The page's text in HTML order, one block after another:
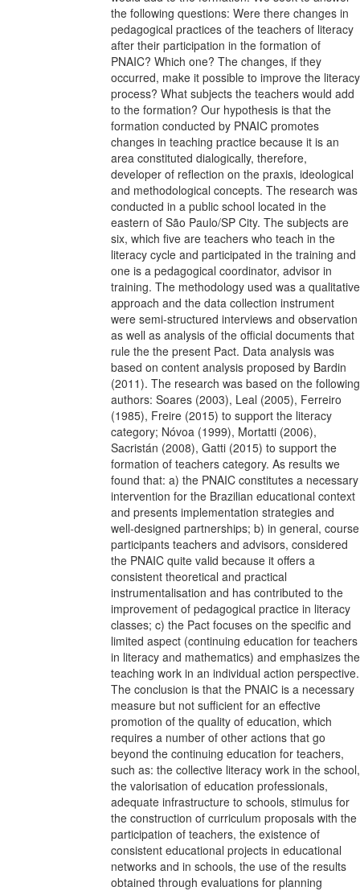
the following questions: Were there changes in
pedagogical practices of the teachers of literacy
after their participation in the formation of
PNAIC? Which one? The changes, if they
occurred, make it possible to improve the literacy
process? What subjects the teachers would add
to the formation? Our hypothesis is that the
formation conducted by PNAIC promotes
changes in teaching practice because it is an
area constituted dialogically, therefore,
developer of reflection on the praxis, ideological
and methodological concepts. The research was
conducted in a public school located in the
eastern of São Paulo/SP City. The subjects are
six, which five are teachers who teach in the
literacy cycle and participated in the training and
one is a pedagogical coordinator, advisor in
training. The methodology used was a qualitative
approach and the data collection instrument
were semi-structured interviews and observation
as well as analysis of the official documents that
rule the the present Pact. Data analysis was
based on content analysis proposed by Bardin
(2011). The research was based on the following
authors: Soares (2003), Leal (2005), Ferreiro
(1985), Freire (2015) to support the literacy
category; Nóvoa (1999), Mortatti (2006),
Sacristán (2008), Gatti (2015) to support the
formation of teachers category. As results we
found that: a) the PNAIC constitutes a necessary
intervention for the Brazilian educational context
and presents implementation strategies and
well-designed partnerships; b) in general, course
participants teachers and advisors, considered
the PNAIC quite valid because it offers a
consistent theoretical and practical
instrumentalisation and has contributed to the
improvement of pedagogical practice in literacy
classes; c) the Pact focuses on the specific and
limited aspect (continuing education for teachers
in literacy and mathematics) and emphasizes the
teaching work in an individual action perspective.
The conclusion is that the PNAIC is a necessary
measure but not sufficient for an effective
promotion of the quality of education, which
requires a number of other actions that go
beyond the continuing education for teachers,
such as: the collective literacy work in the school,
the valorisation of education professionals,
adequate infrastructure to schools, stimulus for
the construction of curriculum proposals with the
participation of teachers, the existence of
consistent educational projects in educational
networks and in schools, the use of the results
obtained through evaluations for planning